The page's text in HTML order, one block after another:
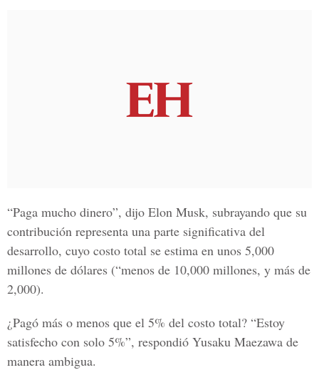
“Paga mucho dinero”, dijo Elon Musk, subrayando que su
contribución representa una parte significativa del
desarrollo, cuyo costo total se estima en unos 5,000
millones de dólares (“menos de 10,000 millones, y más de
2,000).
¿Pagó más o menos que el 5% del costo total? “Estoy
satisfecho con solo 5%”, respondió Yusaku Maezawa de
manera ambigua.